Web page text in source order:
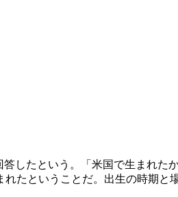
したという。「米国で生まれた
たということだ。出生の時期と